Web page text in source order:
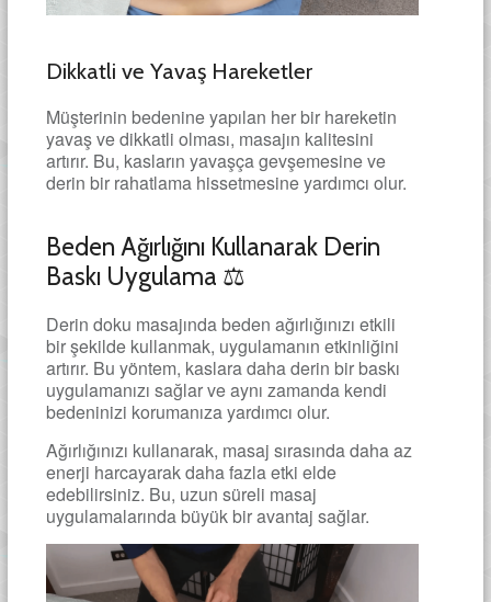
Dikkatli ve Yavaş Hareketler
Müşterinin bedenine yapılan her bir hareketin
yavaş ve dikkatli olması, masajın kalitesini
artırır. Bu, kasların yavaşça gevşemesine ve
derin bir rahatlama hissetmesine yardımcı olur.
Beden Ağırlığını Kullanarak Derin
Baskı Uygulama ⚖️
Derin doku masajında beden ağırlığınızı etkili
bir şekilde kullanmak, uygulamanın etkinliğini
artırır. Bu yöntem, kaslara daha derin bir baskı
uygulamanızı sağlar ve aynı zamanda kendi
bedeninizi korumanıza yardımcı olur.
Ağırlığınızı kullanarak, masaj sırasında daha az
enerji harcayarak daha fazla etki elde
edebilirsiniz. Bu, uzun süreli masaj
uygulamalarında büyük bir avantaj sağlar.